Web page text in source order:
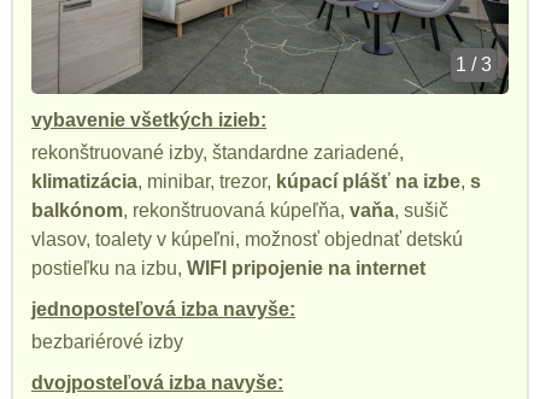
1 / 3
vybavenie všetkých izieb:
rekonštruované izby, štandardne zariadené,
klimatizácia, minibar, trezor, kúpací plášť na izbe, s
balkónom, rekonštruovaná kúpeľňa, vaňa, sušič
vlasov, toalety v kúpeľni, možnosť objednať detskú
postieľku na izbu, WIFI pripojenie na internet
jednoposteľová izba navyše:
bezbariérové izby
dvojposteľová izba navyše: